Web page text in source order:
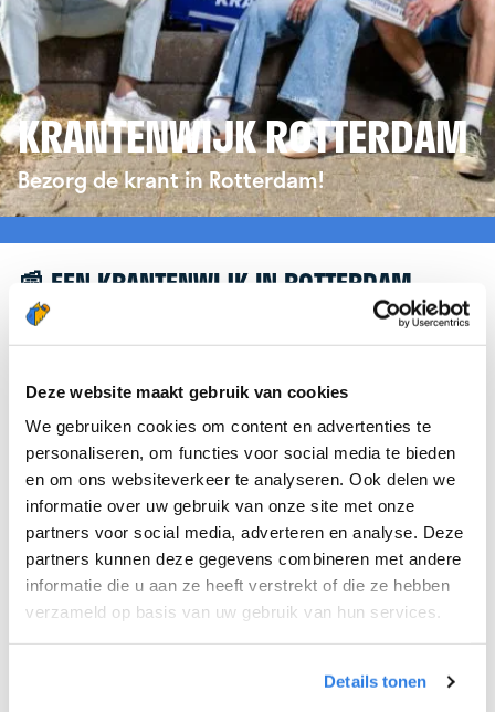
Deze website maakt gebruik van cookies
We gebruiken cookies om content en advertenties te
personaliseren, om functies voor social media te bieden
en om ons websiteverkeer te analyseren. Ook delen we
informatie over uw gebruik van onze site met onze
partners voor social media, adverteren en analyse. Deze
partners kunnen deze gegevens combineren met andere
informatie die u aan ze heeft verstrekt of die ze hebben
verzameld op basis van uw gebruik van hun services.
Details tonen
KRANTENWIJK ROTTERDAM
Bezorg de krant in Rotterdam!
📰 EEN KRANTENWIJK IN ROTTERDAM
Leuk dat je geïnteresseerd bent in een
verwijzen we je graag door naar de website van
krantenbezorgen.nl . Daar kun je je eenvoudig
aanmelden om de krant te bezorgen in Rotterdam.
We hopen dat je snel aan de slag kunt en wensen
je veel succes! 🚴‍♂️💨
Meld je aan als krantenbezorger!